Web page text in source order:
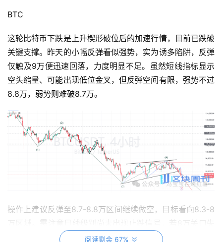
BTC
这轮比特币下跌是上升楔形破位后的加速行情，目前已跌破
关键支撑。昨天的小幅反弹看似强势，实为诱多陷阱，反弹
仅触及9万便迅速回落，力度明显不足。虽然短线指标显示
空头缩量、可能出现低位金叉，但反弹空间有限，强势不过
8.8万，弱势则难破8.7万。
操作上建议反弹至8.7-8.8万区间继续做空，目标看向8.3-8
守，下行目标将指向7.5万。当前整体趋势依然向下，切勿
阅读剩余 67%